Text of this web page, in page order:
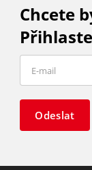
Chcete
Odeslat